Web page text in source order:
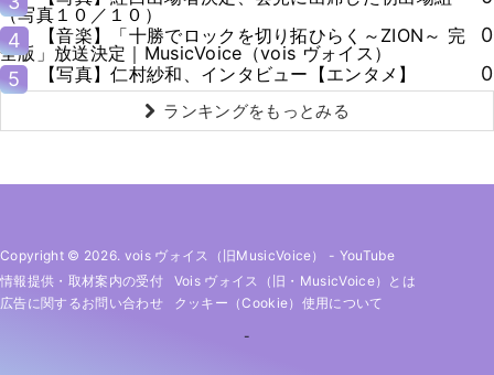
（写真１０／１０）
4
【音楽】「十勝でロックを切り拓ひらく～ZION～ 完
全版」放送決定｜MusicVoice（vois ヴォイス）
0
5
【写真】仁村紗和、インタビュー【エンタメ】 0
ランキングをもっとみる
Copyright © 2026. vois ヴォイス（旧MusicVoice） - YouTube
情報提供・取材案内の受付
Vois ヴォイス（旧・MusicVoice）とは
広告に関するお問い合わせ
クッキー（cookie）使用について
-